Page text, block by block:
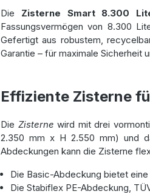
Die Zisterne Smart 8.300
Fassungsvermögen von 8.300
Gefertigt aus robustem,
Garantie – für maximale Sicherheit
Effiziente Zisterne
Die Zisterne wird mit drei
2.350 mm x H 2.550 mm) und
Abdeckungen kann die Zisterne
Die Basic-Abdeckung bietet
Die Stabiflex PE-Abdeckung,